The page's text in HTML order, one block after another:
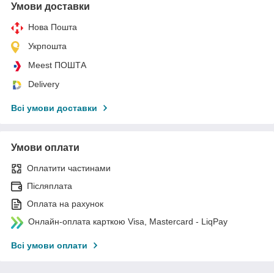
Умови доставки
Нова Пошта
Укрпошта
Meest ПОШТА
Delivery
Всі умови доставки
Умови оплати
Оплатити частинами
Післяплата
Оплата на рахунок
Онлайн-оплата карткою Visa, Mastercard - LiqPay
Всі умови оплати